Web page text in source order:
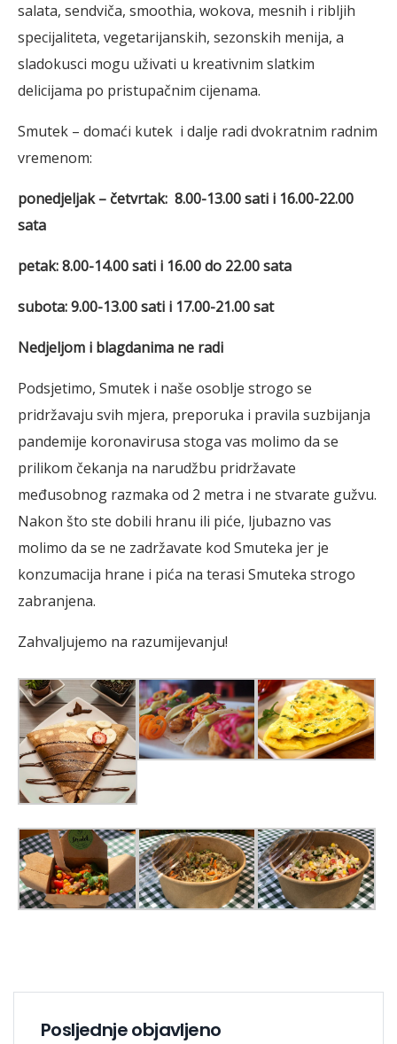
salata, sendviča, smoothia, wokova, mesnih i ribljih
specijaliteta, vegetarijanskih, sezonskih menija, a
sladokusci mogu uživati u kreativnim slatkim
delicijama po pristupačnim cijenama.
Smutek – domaći kutek i dalje radi dvokratnim radnim
vremenom:
ponedjeljak – četvrtak: 8.00-13.00 sati i 16.00-22.00
sata
petak: 8.00-14.00 sati i 16.00 do 22.00 sata
subota: 9.00-13.00 sati i 17.00-21.00 sat
Nedjeljom i blagdanima ne radi
Podsjetimo, Smutek i naše osoblje strogo se
pridržavaju svih mjera, preporuka i pravila suzbijanja
pandemije koronavirusa stoga vas molimo da se
prilikom čekanja na narudžbu pridržavate
međusobnog razmaka od 2 metra i ne stvarate gužvu.
Nakon što ste dobili hranu ili piće, ljubazno vas
molimo da se ne zadržavate kod Smuteka jer je
konzumacija hrane i pića na terasi Smuteka strogo
zabranjena.
Zahvaljujemo na razumijevanju!
Posljednje objavljeno